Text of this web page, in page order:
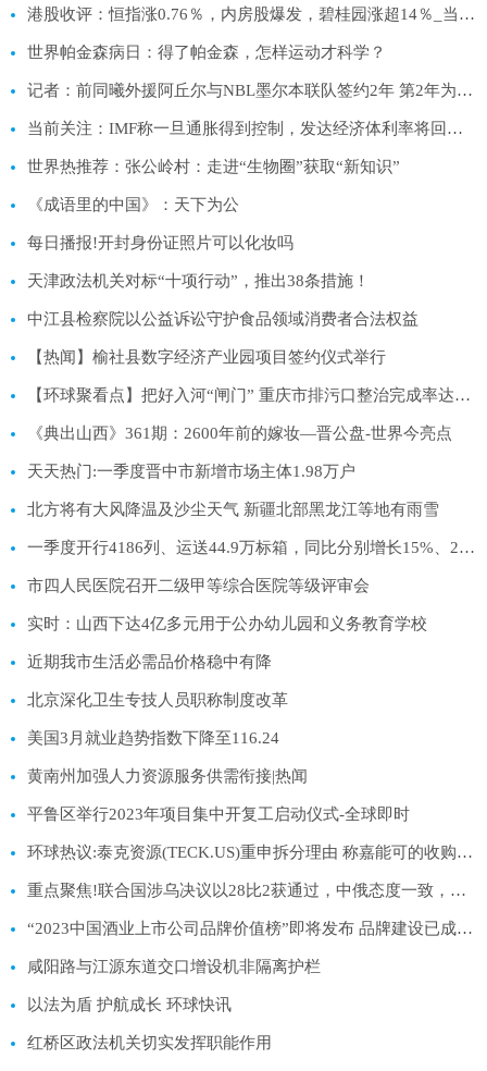
港股收评：恒指涨0.76％，内房股爆发，碧桂园涨超14％_当前独家
世界帕金森病日：得了帕金森，怎样运动才科学？
记者：前同曦外援阿丘尔与NBL墨尔本联队签约2年 第2年为球员选项
当前关注：IMF称一旦通胀得到控制，发达经济体利率将回归疫情前低位！
世界热推荐：张公岭村：走进“生物圈”获取“新知识”
《成语里的中国》：天下为公
每日播报!开封身份证照片可以化妆吗
天津政法机关对标“十项行动”，推出38条措施！
中江县检察院以公益诉讼守护食品领域消费者合法权益
【热闻】榆社县数字经济产业园项目签约仪式举行
【环球聚看点】把好入河“闸门” 重庆市排污口整治完成率达到80%
《典出山西》361期：2600年前的嫁妆—晋公盘-世界今亮点
天天热门:一季度晋中市新增市场主体1.98万户
北方将有大风降温及沙尘天气 新疆北部黑龙江等地有雨雪
一季度开行4186列、运送44.9万标箱，同比分别增长15%、28% 中欧班列承运货物日益丰富 世界今日报
市四人民医院召开二级甲等综合医院等级评审会
实时：山西下达4亿多元用于公办幼儿园和义务教育学校
近期我市生活必需品价格稳中有降
北京深化卫生专技人员职称制度改革
美国3月就业趋势指数下降至116.24
黄南州加强人力资源服务供需衔接|热闻
平鲁区举行2023年项目集中开复工启动仪式-全球即时
环球热议:泰克资源(TECK.US)重申拆分理由 称嘉能可的收购提议“不可执行”
重点聚焦!联合国涉乌决议以28比2获通过，中俄态度一致，俄大使称拒绝合作
“2023中国酒业上市公司品牌价值榜”即将发布 品牌建设已成酒业发展核心:当前快报
咸阳路与江源东道交口增设机非隔离护栏
以法为盾 护航成长 环球快讯
红桥区政法机关切实发挥职能作用